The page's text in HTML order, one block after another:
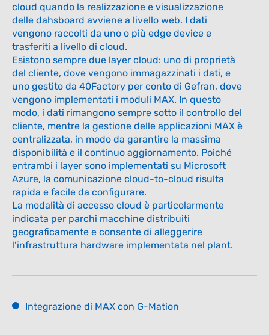
Maggiori informazioni
MAX Modulo VIDEO
STREAMING
NEW
Modulo opzionale
Maggiori informazioni
cloud quando la realizzazione e visualizzazione
delle dahsboard avviene a livello web. I dati
vengono raccolti da uno o più edge device e
trasferiti a livello di cloud.
Esistono sempre due layer cloud: uno di proprietà
del cliente, dove vengono immagazzinati i dati, e
uno gestito da 40Factory per conto di Gefran, dove
vengono implementati i moduli MAX. In questo
modo, i dati rimangono sempre sotto il controllo del
cliente, mentre la gestione delle applicazioni MAX è
centralizzata, in modo da garantire la massima
disponibilità e il continuo aggiornamento. Poiché
entrambi i layer sono implementati su Microsoft
Azure, la comunicazione cloud-to-cloud risulta
rapida e facile da configurare.
La modalità di accesso cloud è particolarmente
indicata per parchi macchine distribuiti
geograficamente e consente di alleggerire
l’infrastruttura hardware implementata nel plant.
Integrazione di MAX con G-Mation